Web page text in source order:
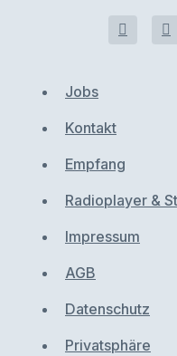
Jobs
Kontakt
Empfang
Radioplayer &
Impressum
AGB
Datenschutz
Privatsphäre